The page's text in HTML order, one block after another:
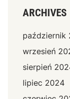
ARCHIVES
październik
wrzesień
sierpień
lipiec 2024